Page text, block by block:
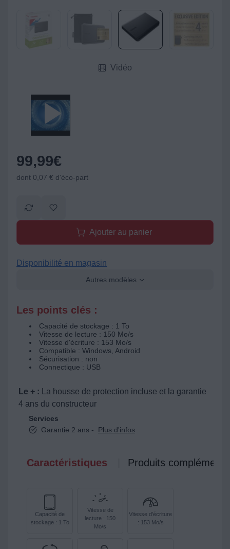
Vidéo
99,99€
dont 0,07 € d'éco-part
Ajouter au panier
Disponibilité en magasin
Autres modèles
Les points clés :
Capacité de stockage : 1 To
Vitesse de lecture : 150 Mo/s
Vitesse d'écriture : 153 Mo/s
Compatible : Windows, Android
Sécurisation : non
Connectique : USB
Le + :
La housse de protection incluse et la garantie
4 ans du constructeur
Services
Garantie 2 ans -
Plus d'infos
Caractéristiques Produits
Capacité de
stockage : 1 To
Vitesse de
lecture : 150
Mo/s
Vitesse d'écriture
: 153 Mo/s